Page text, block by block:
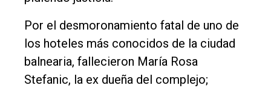
Nosotros
Contacto
Por el desmoronamiento fatal de uno de
los hoteles más conocidos de la ciudad
balnearia, fallecieron María Rosa
Stefanic, la ex dueña del complejo;